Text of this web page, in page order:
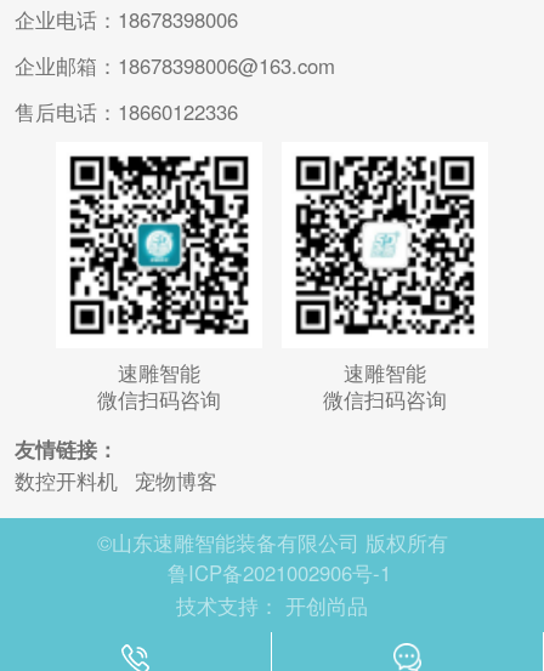
企业电话：18678398006
企业邮箱：18678398006@163.com
售后电话：18660122336
速雕智能
微信扫码咨询
速雕智能
微信扫码咨询
友情链接：
数控开料机
宠物博客
©山东速雕智能装备有限公司 版权所有
鲁ICP备2021002906号-1
技术支持： 开创尚品